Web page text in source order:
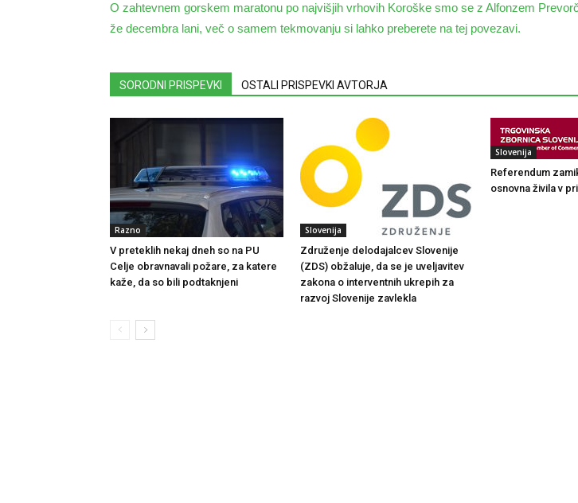
O zahtevnem gorskem maratonu po najvišjih vrhovih Koroške smo se z Alfonzem
že decembra lani, več o samem tekmovanju si lahko preberete na tej povezavi.
SORODNI PRISPEVKI OSTALI PRISPEVKI AVTORJA
Razno
V preteklih nekaj dneh so na PU
Celje obravnavali požare, za katere
kaže, da so bili podtaknjeni
Slovenija
Združenje delodajalcev Slovenije
(ZDS) obžaluje, da se je uveljavitev
zakona o interventnih ukrepih za
razvoj Slovenije zavlekla
Slovenija
Referendum
osnovna živila v